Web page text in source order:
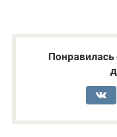
Понравилась